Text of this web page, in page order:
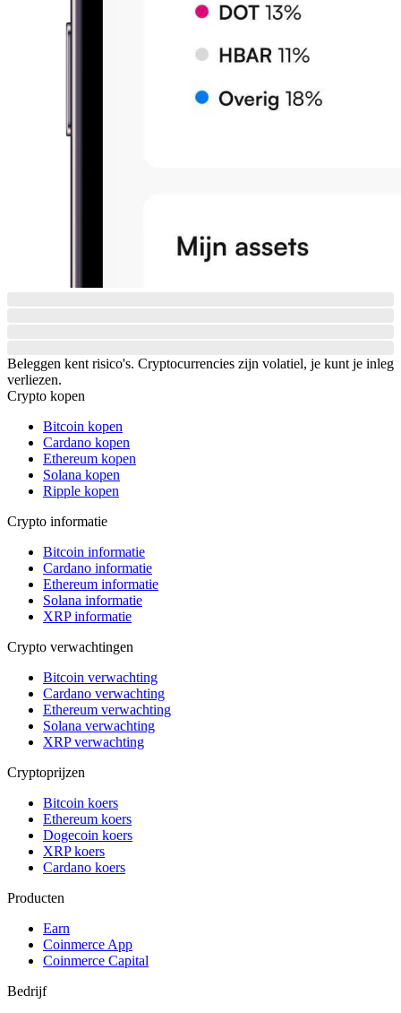
Beleggen kent risico's. Cryptocurrencies zijn volatiel, je kunt je inleg
verliezen.
Crypto kopen
Bitcoin kopen
Cardano kopen
Ethereum kopen
Solana kopen
Ripple kopen
Crypto informatie
Bitcoin informatie
Cardano informatie
Ethereum informatie
Solana informatie
XRP informatie
Crypto verwachtingen
Bitcoin verwachting
Cardano verwachting
Ethereum verwachting
Solana verwachting
XRP verwachting
Cryptoprijzen
Bitcoin koers
Ethereum koers
Dogecoin koers
XRP koers
Cardano koers
Producten
Earn
Coinmerce App
Coinmerce Capital
Bedrijf